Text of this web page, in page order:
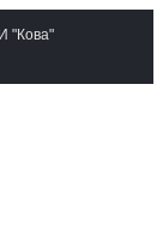
"Кова"